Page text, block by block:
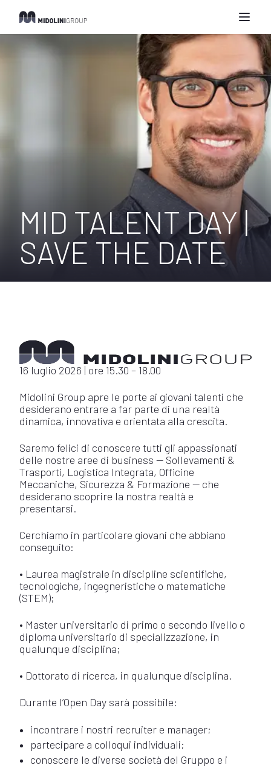
MID TALENT DAY |
SAVE THE DATE
16 luglio 2026 | ore 15.30 – 18.00
Midolini Group apre le porte ai giovani talenti che
desiderano entrare a far parte di una realtà
dinamica, innovativa e orientata alla crescita.
Saremo felici di conoscere tutti gli appassionati
delle nostre aree di business — Sollevamenti &
Trasporti, Logistica Integrata, Officine
Meccaniche, Sicurezza & Formazione — che
desiderano scoprire la nostra realtà e
presentarsi.
Cerchiamo in particolare giovani che abbiano
conseguito:
• Laurea magistrale in discipline scientifiche,
tecnologiche, ingegneristiche o matematiche
(STEM);
• Master universitario di primo o secondo livello o
diploma universitario di specializzazione, in
qualunque disciplina;
• Dottorato di ricerca, in qualunque disciplina.
Durante l’Open Day sarà possibile:
incontrare i nostri recruiter e manager;
partecipare a colloqui individuali;
conoscere le diverse società del Gruppo e i